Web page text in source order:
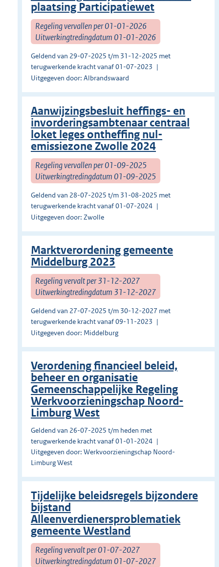
plaatsing Participatiewet
Regeling vervallen per 01-01-2026
Uitwerkingtredingdatum 01-01-2026
Geldend van 29-07-2025 t/m 31-12-2025 met
terugwerkende kracht vanaf 01-07-2023
Uitgegeven door: Albrandswaard
Aanwijzingsbesluit heffings- en
invorderingsambtenaar centraal
loket leges ontheffing nul-
emissiezone Zwolle 2024
Regeling vervallen per 01-09-2025
Uitwerkingtredingdatum 01-09-2025
Geldend van 28-07-2025 t/m 31-08-2025 met
terugwerkende kracht vanaf 01-07-2024
Uitgegeven door: Zwolle
Marktverordening gemeente
Middelburg 2023
Regeling vervalt per 31-12-2027
Uitwerkingtredingdatum 31-12-2027
Geldend van 27-07-2025 t/m 30-12-2027 met
terugwerkende kracht vanaf 09-11-2023
Uitgegeven door: Middelburg
Verordening financieel beleid,
beheer en organisatie
Gemeenschappelijke Regeling
Werkvoorzieningschap Noord-
Limburg West
Geldend van 26-07-2025 t/m heden met
terugwerkende kracht vanaf 01-01-2024
Uitgegeven door: Werkvoorzieningschap Noord-
Limburg West
Tijdelijke beleidsregels bijzondere
bijstand
Alleenverdienersproblematiek
gemeente Westland
Regeling vervalt per 01-07-2027
Uitwerkingtredingdatum 01-07-2027